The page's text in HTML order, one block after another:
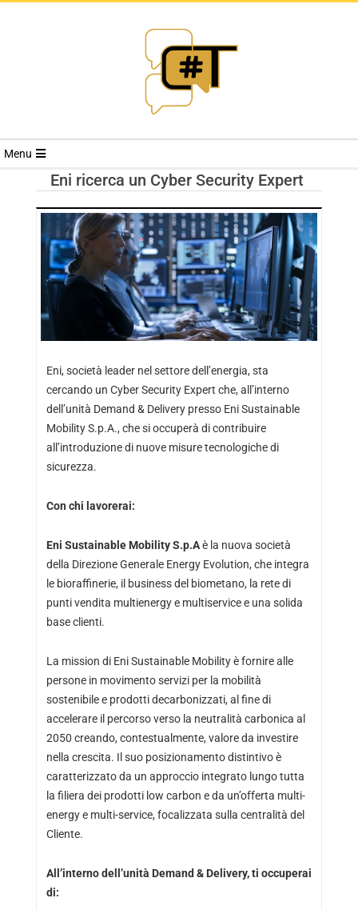
RIVISTA
TRENDS
Menu
Eni ricerca un Cyber Security Expert
Eni, società leader nel settore dell’energia, sta
cercando un Cyber Security Expert che, all’interno
dell’unità Demand & Delivery presso Eni Sustainable
Mobility S.p.A., che si occuperà di contribuire
all’introduzione di nuove misure tecnologiche di
sicurezza.
Con chi lavorerai:
Eni Sustainable Mobility S.p.Aè la nuova società
della Direzione Generale Energy Evolution, che integra
le bioraffinerie, il business del biometano, la rete di
punti vendita multienergy e multiservice e una solida
base clienti.
La mission di Eni Sustainable Mobility è fornire alle
persone in movimento servizi per la mobilità
sostenibile e prodotti decarbonizzati, al fine di
accelerare il percorso verso la neutralità carbonica al
2050 creando, contestualmente, valore da investire
nella crescita. Il suo posizionamento distintivo è
caratterizzato da un approccio integrato lungo tutta
la filiera dei prodotti low carbon e da un’offerta multi-
energy e multi-service, focalizzata sulla centralità del
Cliente.
All’interno dell’unità Demand & Delivery, ti occuperai
di: